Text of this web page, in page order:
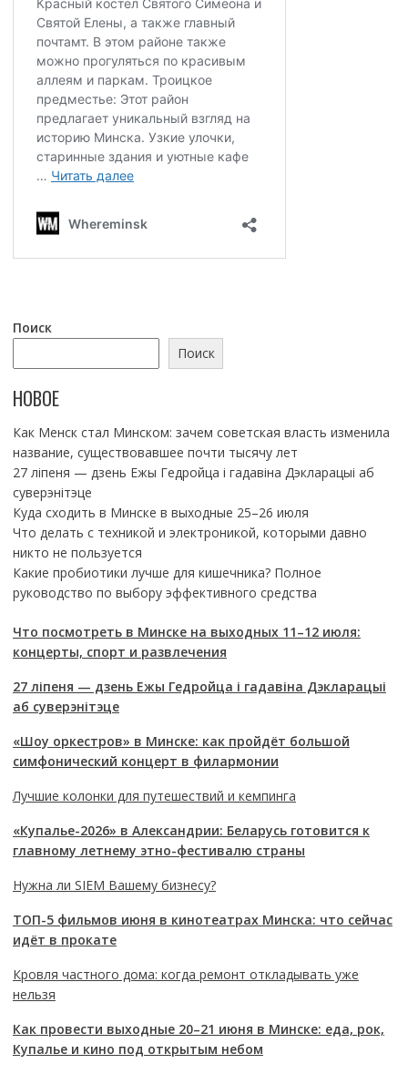
Поиск
Поиск
НОВОЕ
Как Менск стал Минском: зачем советская власть изменила
название, существовавшее почти тысячу лет
27 ліпеня — дзень Ежы Гедройца і гадавіна Дэкларацыі аб
суверэнітэце
Куда сходить в Минске в выходные 25–26 июля
Что делать с техникой и электроникой, которыми давно
никто не пользуется
Какие пробиотики лучше для кишечника? Полное
руководство по выбору эффективного средства
Что посмотреть в Минске на выходных 11–12 июля:
концерты, спорт и развлечения
27 ліпеня — дзень Ежы Гедройца і гадавіна Дэкларацыі
аб суверэнітэце
«Шоу оркестров» в Минске: как пройдёт большой
симфонический концерт в филармонии
Лучшие колонки для путешествий и кемпинга
«Купалье-2026» в Александрии: Беларусь готовится к
главному летнему этно-фестивалю страны
Нужна ли SIEM Вашему бизнесу?
ТОП-5 фильмов июня в кинотеатрах Минска: что сейчас
идёт в прокате
Кровля частного дома: когда ремонт откладывать уже
нельзя
Как провести выходные 20–21 июня в Минске: еда, рок,
Купалье и кино под открытым небом